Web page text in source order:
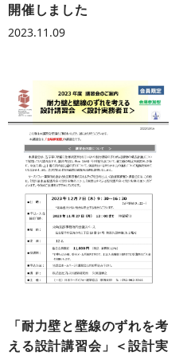
開催しました
2023.11.09
「耐力壁と壁線のずれを考
える設計講習会」＜設計実